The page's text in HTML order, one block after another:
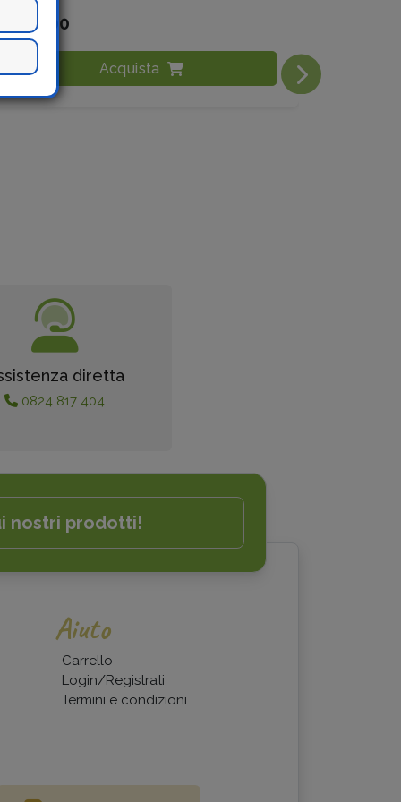
€ 25,00
Acquista
diretta
0824 817 404
nostri prodotti!
Aiuto
Carrello
Login/Registrati
Termini e condizioni